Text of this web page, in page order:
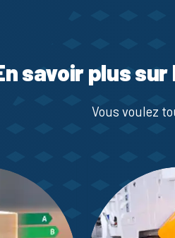
savoir plus
Vous voulez